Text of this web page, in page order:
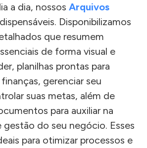
a dia, nossos Arquivos
Disponibilizamos
que resumem
de forma visual e
planilhas prontas para
gerenciar seu
suas metas, além de
para auxiliar na
gestão do seu negócio. Esses
para otimizar processos e